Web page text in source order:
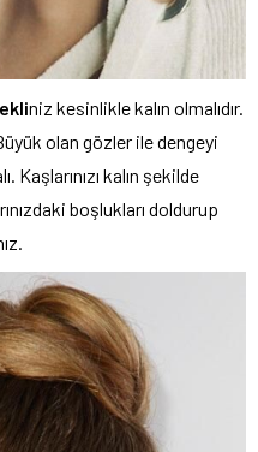
niz kesinlikle kalın olmalıdır.
olan gözler ile dengeyi
Kaşlarınızı kalın şekilde
boşlukları doldurup